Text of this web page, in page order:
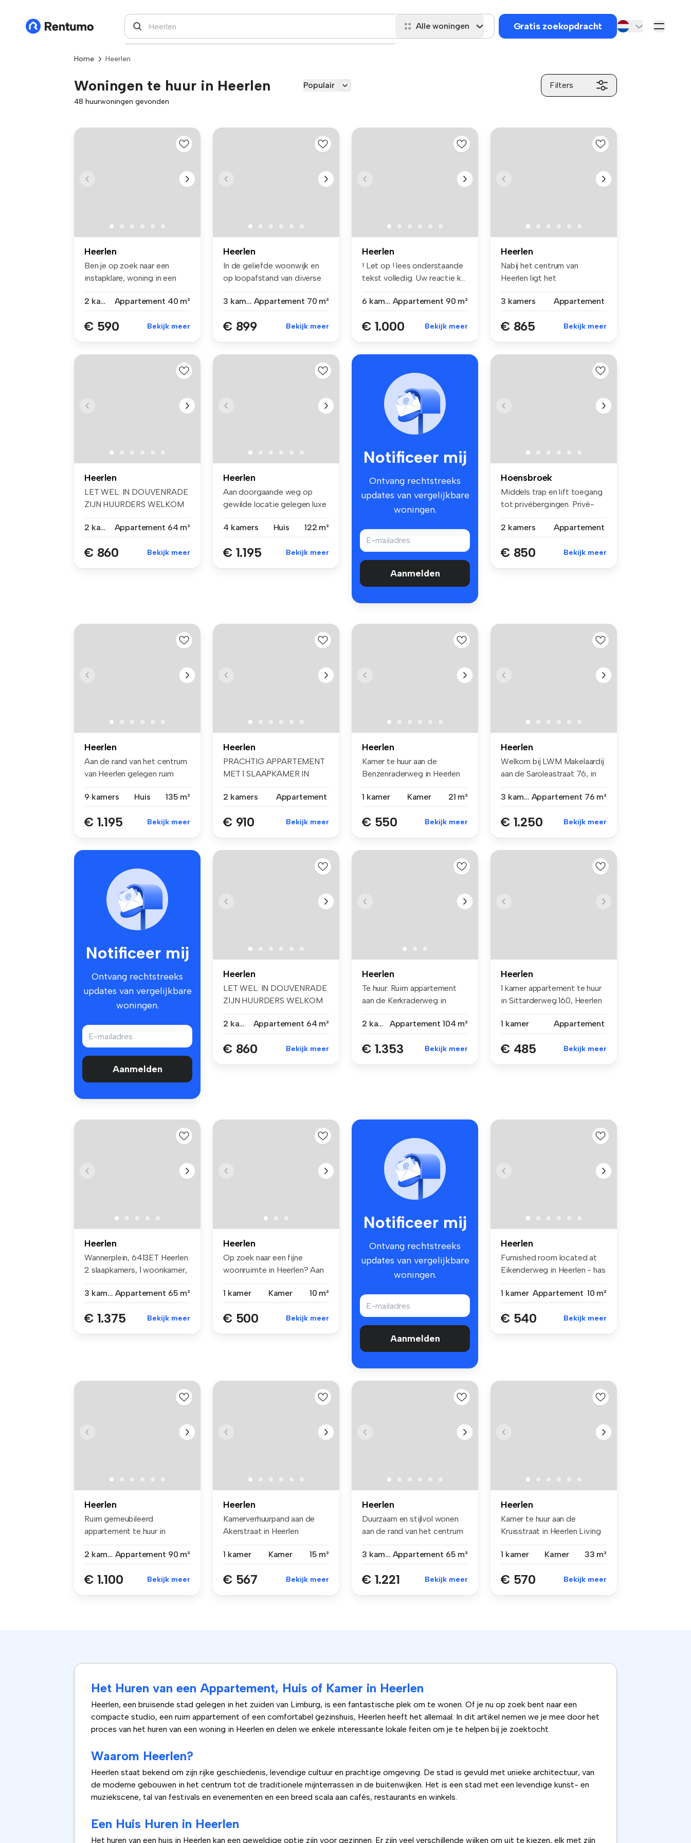
Alle woningen Gratis zoekopdracht
Home Heerlen
Woningen te huur in Heerlen Populair Filters
48 huurwoningen gevonden
Heerlen
Ben je op zoek naar een
instapklare, woning in een
2 kamers
Appartement 40 m²
€ 590 Bekijk meer
Heerlen
In de geliefde woonwijk en
op loopafstand van diverse
3 kamers Appartement 70 m²
€ 899 Bekijk meer
Heerlen
! Let op ! lees onderstaande
tekst volledig. Uw reactie k...
6 kamers Appartement 90 m²
€ 1.000 Bekijk meer
Heerlen
Nabij het centrum van
Heerlen ligt het
3 kamers
Appartement
€ 865 Bekijk meer
Heerlen
LET WEL: IN DOUVENRADE
ZIJN HUURDERS WELKOM
2 kamers
Appartement 64 m²
€ 860 Bekijk meer
Heerlen
Aan doorgaande weg op
gewilde locatie gelegen luxe
4 kamers
Huis 122 m²
€ 1.195 Bekijk meer
Notificeer mij
Ontvang rechtstreeks
updates van vergelijkbare
woningen.
Aanmelden
Hoensbroek
Middels trap en lift toegang
tot privébergingen. Privé-
2 kamers
Appartement
€ 850 Bekijk meer
Heerlen
Aan de rand van het centrum
van Heerlen gelegen ruim
9 kamers
Huis 135 m²
€ 1.195 Bekijk meer
Heerlen
PRACHTIG APPARTEMENT
MET 1 SLAAPKAMER IN
2 kamers
Appartement
€ 910 Bekijk meer
Heerlen
Kamer te huur aan de
Benzenraderweg in Heerlen
1 kamer
Kamer 21 m²
€ 550 Bekijk meer
Heerlen
Welkom bij LWM Makelaardij
aan de Saroleastraat 76, in
3 kamers Appartement 76 m²
€ 1.250 Bekijk meer
Notificeer mij
Ontvang rechtstreeks
updates van vergelijkbare
woningen.
Aanmelden
Heerlen
LET WEL: IN DOUVENRADE
ZIJN HUURDERS WELKOM
2 kamers
Appartement 64 m²
€ 860 Bekijk meer
Heerlen
Te huur: Ruim appartement
aan de Kerkraderweg in
2 kamers
Appartement 104 m²
€ 1.353 Bekijk meer
Heerlen
1 kamer appartement te huur
in Sittarderweg 160, Heerlen
1 kamer Appartement
€ 485 Bekijk meer
Heerlen
Wannerplein, 6413ET Heerlen.
2 slaapkamers, 1 woonkamer,
3 kamers Appartement 65 m²
€ 1.375 Bekijk meer
Heerlen
Op zoek naar een fijne
woonruimte in Heerlen? Aan
1 kamer
Kamer 10 m²
€ 500 Bekijk meer
Notificeer mij
Ontvang rechtstreeks
updates van vergelijkbare
woningen.
Aanmelden
Heerlen
Furnished room located at
Eikenderweg in Heerlen - has
1 kamer Appartement 10 m²
€ 540 Bekijk meer
Heerlen
Ruim gemeubileerd
appartement te huur in
2 kamers Appartement 90 m²
€ 1.100 Bekijk meer
Heerlen
Kamerverhuurpand aan de
Akerstraat in Heerlen
1 kamer
Kamer 15 m²
€ 567 Bekijk meer
Heerlen
Duurzaam en stijlvol wonen
aan de rand van het centrum
3 kamers Appartement 65 m²
€ 1.221 Bekijk meer
Heerlen
Kamer te huur aan de
Kruisstraat in Heerlen Living
1 kamer
Kamer 33 m²
€ 570 Bekijk meer
Het Huren van een Appartement, Huis of Kamer in Heerlen
Heerlen, een bruisende stad gelegen in het zuiden van Limburg, is een fantastische plek om te wonen. Of je nu op zoek bent naar een
compacte studio, een ruim appartement of een comfortabel gezinshuis, Heerlen heeft het allemaal. In dit artikel nemen we je mee door het
proces van het huren van een woning in Heerlen en delen we enkele interessante lokale feiten om je te helpen bij je zoektocht.
Waarom Heerlen?
Heerlen staat bekend om zijn rijke geschiedenis, levendige cultuur en prachtige omgeving. De stad is gevuld met unieke architectuur, van
de moderne gebouwen in het centrum tot de traditionele mijnterrassen in de buitenwijken. Het is een stad met een levendige kunst- en
muziekscene, tal van festivals en evenementen en een breed scala aan cafés, restaurants en winkels.
Een Huis Huren in Heerlen
Het huren van een huis in Heerlen kan een geweldige optie zijn voor gezinnen. Er zijn veel verschillende wijken om uit te kiezen, elk met zijn